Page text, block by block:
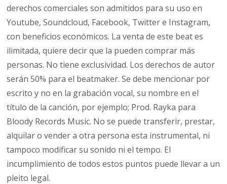
derechos comerciales son admitidos para su uso en
Youtube, Soundcloud, Facebook, Twitter e Instagram,
con beneficios económicos. La venta de este beat es
ilimitada, quiere decir que la pueden comprar más
personas. No tiene exclusividad. Los derechos de autor
serán 50% para el beatmaker. Se debe mencionar por
escrito y no en la grabación vocal, su nombre en el
título de la canción, por ejemplo; Prod. Rayka para
Bloody Records Music. No se puede transferir, prestar,
alquilar o vender a otra persona esta instrumental, ni
tampoco modificar su sonido ni el tempo. El
incumplimiento de todos estos puntos puede llevar a un
pleito legal.